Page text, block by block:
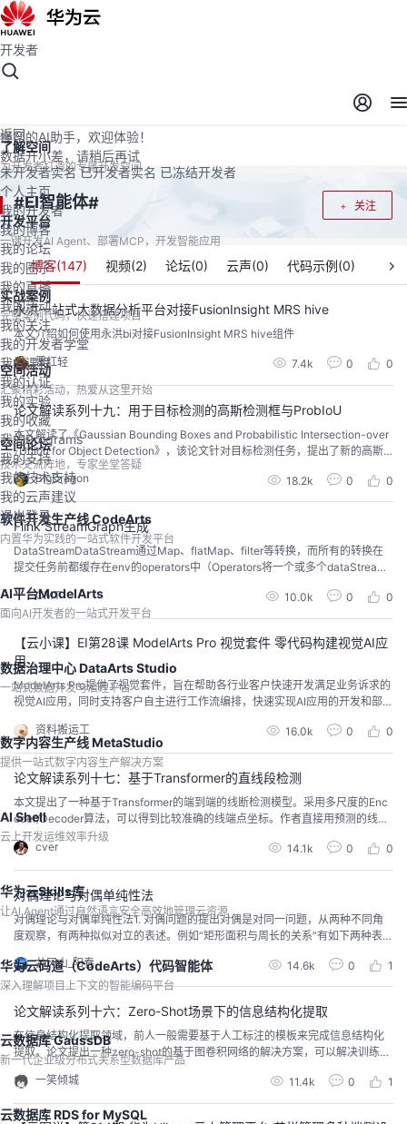
开发者空间
开发者空间
了解空间
为开发者打造的专属开发空间
开发平台
一键开发AI Agent、部署MCP，开发智能应用
实战案例
完整案例代码，快速搭建项目
空间活动
汇聚精彩活动，热爱从这里开始
空间论坛
技术交流阵地，专家坐堂答疑
软件开发生产线 CodeArts
内置华为实践的一站式软件开发平台
AI平台ModelArts
面向AI开发者的一站式开发平台
数据治理中心 DataArts Studio
一站式数据开发与治理平台
数字内容生产线 MetaStudio
提供一站式数字内容生产解决方案
AI Shell
云上开发运维效率升级
华为云Skills库
让AI Agent通过自然语言安全高效地管理云资源
华为云码道（CodeArts）代码智能体
深入理解项目上下文的智能编码平台
云数据库 GaussDB
新一代企业级分布式关系型数据库产品
云数据库 RDS for MySQL
开发者
返回
未开发者实名 已开发者实名 已冻结开发者
个人主页
我的开发者
我的博客
我的论坛
我的圈子
我的直播
我的活动
我的关注
我的开发者学堂
我的课程
我的认证
我的实验
我的收藏
我的Programs
我的支持
我的技术支持
我的云声建议
退出登录
懂您的AI助手，欢迎体验！
数据开小差，请稍后再试
关注
#EI智能体#
博客(147) 视频(2) 论坛(0) 云声(0) 代码示例(0)
永洪一站式大数据分析平台对接FusionInsight MRS hive
本文介绍如何使用永洪bi对接FusionInsight MRS hive组件
晋红轻 7.4k 0 0
论文解读系列十九：用于目标检测的高斯检测框与ProbIoU
本文解读了《Gaussian Bounding Boxes and Probabilistic Intersection-over
-Union for Object Detection》，该论文针对目标检测任务，提出了新的高斯
检测框(GBB)，及新的计算目标相似性的方法(ProbIoU)。
BigDragon
18.2k 0 0
Flink StreamGraph生成
DataStreamDataStream通过Map、flatMap、filter等转换，而所有的转换在
提交任务前都缓存在env的operators中（Operators将一个或多个dataStream
转换成新的dataStream）代码解析以flatMap为例需要注意的是 keyBy、shuffl
e、rebalance不会发生datastream转换https://ci.apache.org...
CMT 10.0k 0 0
【云小课】EI第28课 ModelArts Pro 视觉套件 零代码构建视觉AI应
用
ModelArts Pro提供了视觉套件，旨在帮助各行业客户快速开发满足业务诉求的
视觉AI应用，同时支持客户自主进行工作流编排，快速实现AI应用的开发和部
资料搬运工
16.0k 0 0
论文解读系列十七：基于Transformer的直线段检测
本文提出了一种基于Transformer的端到端的线断检测模型。采用多尺度的Enc
oder/Decoder算法，可以得到比较准确的线端点坐标。作者直接用预测的线段
端点和Ground truth的端点的距离作为目标函数，可以更好的对线段端点坐标进
行回归。
cver 14.1k 0 0
对偶理论与对偶单纯性法
对偶理论与对偶单纯性法1. 对偶问题的提出对偶是对同一问题，从两种不同角
度观察，有两种拟似对立的表述。例如“矩形面积与周长的关系”有如下两种表
形。再比如，生产计划问题，如图一所示，某工厂要生产两种产品I和II，生产原
料分别是A和B，且对总的生产设备台时也有限制，那么，分别生产多少件产品I
井冈山_阳春 14.6k 0 1
论文解读系列十六：Zero-Shot场景下的信息结构化提取
在信息结构化提取领域，前人一般需要基于人工标注的模板来完成信息结构化
提取。论文提出一种zero-shot的基于图卷积网络的解决方案，可以解决训练集
和测试集来自不同垂直领域的问题。
一笑倾城
11.4k 0 1